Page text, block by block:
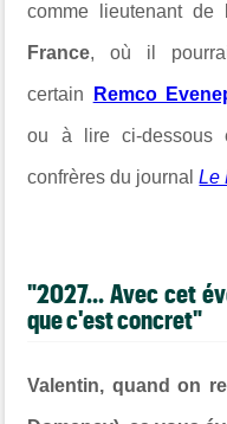
comme lieutenant de
France, où il
certain Remco
ou à lire ci-dessous
confrères du journalLe
"2027... Avec cet
que c'est concret"
Valentin, quand on